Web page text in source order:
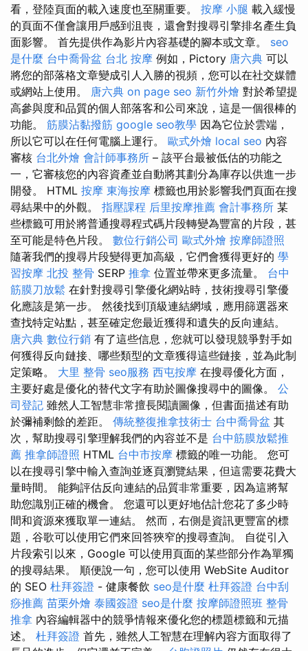
看，登陸頁面的載入速度也至關重要。 按摩 小腿 載入緩慢
的頁面不僅會讓用戶感到沮喪，還會對搜尋引擎排名產生負
面影響。 首先提供作為影片內容基礎的腳本或文章。 seo
是什麼 台中喬骨盆 台北 按摩 例如，Pictory 唐六典 可以
將您的部落格文章變成引人入勝的視頻，您可以在社交媒體
或網站上使用。 唐六典 on page seo 新竹外燴 對於希望提
高參與度和品質的個人部落客和公司來說，這是一個很棒的
功能。 筋膜沾黏撥筋 google seo教學 因為它位於雲端，
所以它可以在任何電腦上運行。 歐式外燴 local seo 內容
審核 台北外燴 會計師事務所 – 該平台最被低估的功能之
一，它審核您的內容資產並自動將其劃分為庫存以供進一步
開發。 HTML 按摩 東海按摩 標籤也用於影響我們頁面在搜
尋結果中的外觀。 指壓課程 后里按摩推薦 會計事務所 某
些標籤可用於將普通搜尋程式碼片段轉變為豐富的片段，甚
至可能是特色片段。 數位行銷公司 歐式外燴 按摩師證照
隨著我們的搜尋片段變得更加高級，它們會獲得更好的 學
習按摩 北投 整骨 SERP 推拿 位置並帶來更多流量。 台中
筋膜刀放鬆 在針對搜尋引擎優化網站時，技術搜尋引擎優
化應該是第一步。 然後找到頂級連結網域，應用篩選器來
查找特定站點，甚至確定您最近獲得和遺失的反向連結。
唐六典 數位行銷 有了這些信息，您就可以發現競爭對手如
何獲得反向鏈接、哪些類型的文章獲得這些鏈接，並為此制
定策略。 大里 整骨 seo服務 西屯按摩 在搜尋優化方面，
主要好處是優化的替代文字有助於圖像搜尋中的圖像。 公
司登記 雖然人工智慧非常擅長閱讀圖像，但書面描述有助
於彌補剩餘的差距。 傳統整復推拿技術士 台中喬骨盆 其
次，幫助搜尋引擎理解我們的內容並不是 台中筋膜放鬆推
薦 推拿師證照 HTML 台中市按摩 標籤的唯一功能。 您可
以在搜尋引擎中輸入查詢並逐頁瀏覽結果，但這需要花費大
量時間。 能夠評估反向連結的品質非常重要，因為這將幫
助您識別正確的機會。 您還可以更好地估計您花了多少時
間和資源來獲取單一連結。 然而，右側是資訊更豐富的標
題，谷歌可以使用它們來回答狹窄的搜尋查詢。 自從引入
片段索引以來，Google 可以使用頁面的某些部分作為單獨
的搜尋結果。 順便說一句，您可以使用 WebSite Auditor
的 SEO 杜拜簽證 - 健康餐飲 seo是什麼 杜拜簽證 台中刮
痧推薦 苗栗外燴 泰國簽證 seo是什麼 按摩師證照班 整骨
推拿 內容編輯器中的競爭情報來優化您的標題標籤和元描
述。 杜拜簽證 首先，雖然人工智慧在理解內容方面取得了